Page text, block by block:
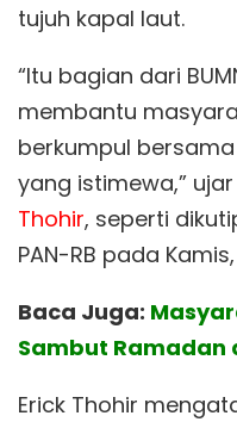
tujuh kapal laut.
“Itu bagian dari
membantu
berkumpul
yang istimewa,” ujar
Thohir, seperti
PAN-RB pada
Baca Juga:
Sambut Ramadan
Erick Thohir